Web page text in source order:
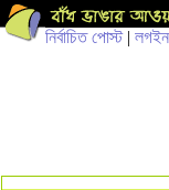
নির্বাচিত পোস্ট| লগইন